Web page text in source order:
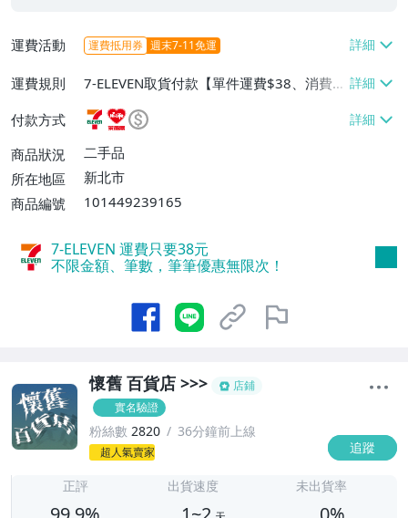
運費活動 運費抵用券 週末7-11免運
運費規則
7-ELEVEN取貨付款【單件運費$38、消費滿
$50000免運費】、7-ELEVEN取貨不付款
【單件運費$38、滿3件或消費滿$50000免
運費】、萊爾富取貨付款【單件運費$6
0】、郵局掛號【單件運費$65、消費滿$50
付款方式
商品狀況
二手品
所在地區
新北市
商品編號
101449239165
7-ELEVEN 運費只要38元
不限金額、筆數，筆筆優惠無限次！
懷舊 百貨店 >>>
店鋪
實名驗證
粉絲數 2820 36分鐘前上線
超人氣賣家 追蹤
正評 出貨速度 未出貨率